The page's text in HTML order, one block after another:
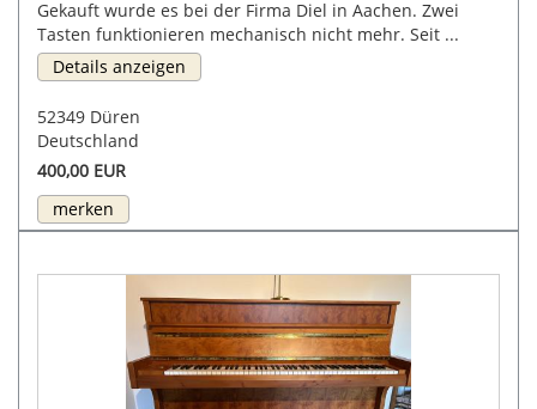
Gekauft wurde es bei der Firma Diel in Aachen. Zwei
Tasten funktionieren mechanisch nicht mehr. Seit ...
Details anzeigen
52349 Düren
Deutschland
400,00 EUR
merken